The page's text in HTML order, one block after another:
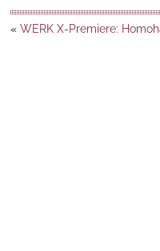
« WERK X-Premiere: